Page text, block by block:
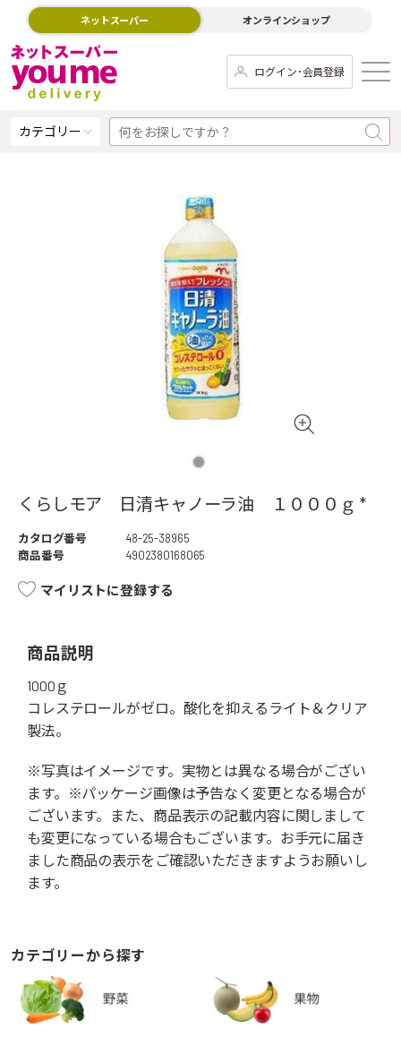
ネットスーパー オンラインショップ
ログイン･会員登録
カテゴリー
くらしモア 日清キャノーラ油 １０００ｇ *
カタログ番号
48-25-38965
商品番号
4902380168065
マイリストに登録する
商品説明
1000ｇ
コレステロールがゼロ。酸化を抑えるライト＆クリア
製法。
※写真はイメージです。実物とは異なる場合がござい
ます。※パッケージ画像は予告なく変更となる場合が
ございます。また、商品表示の記載内容に関しまして
も変更になっている場合もございます。お手元に届き
ました商品の表示をご確認いただきますようお願いし
ます。
カテゴリーから探す